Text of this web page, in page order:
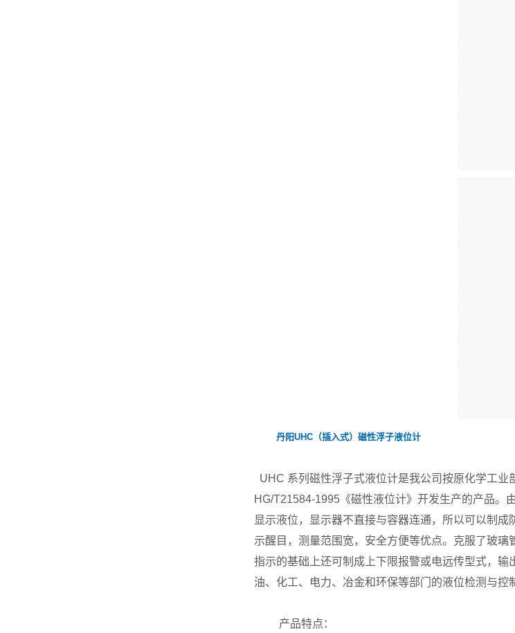
丹阳UHC（插入式）磁性浮子液位计
UHC 系列磁性浮子式液位计是我公司按原化学工
HG/T21584-1995《磁性液位计》开发生产的产品。
显示液位，显示器不直接与容器连通，所以可以制
示醒目，测量范围宽，安全方便等优点。克服了玻
指示的基础上还可制成上下限报警或电远传型式，
油、化工、电力、冶金和环保等部门的液位检测与控
产品特点：